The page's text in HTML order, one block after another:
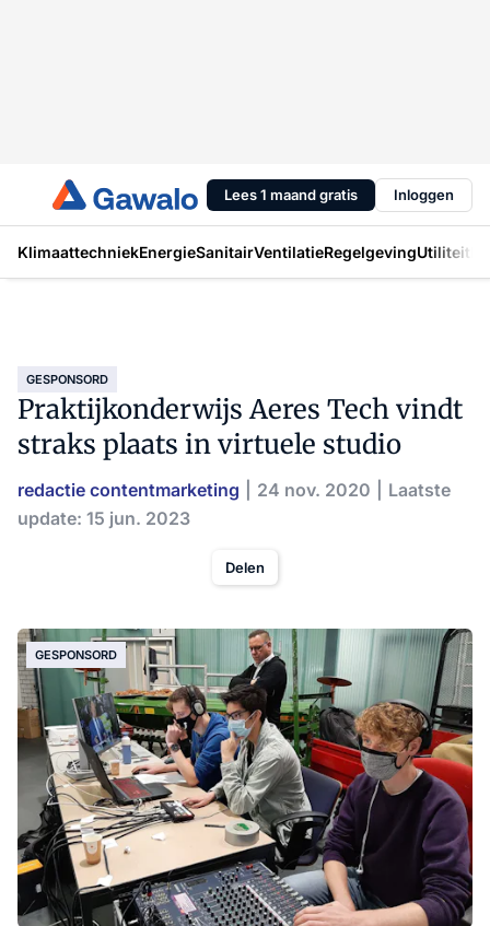
Lees 1 maand gratis Inloggen
KlimaattechniekEnergieSanitairVentilatieRegelgevingUtiliteit
GESPONSORD
Praktijkonderwijs Aeres Tech vindt
straks plaats in virtuele studio
redactie contentmarketing 24 nov. 2020
Laatste
update: 15 jun. 2023
Delen
GESPONSORD